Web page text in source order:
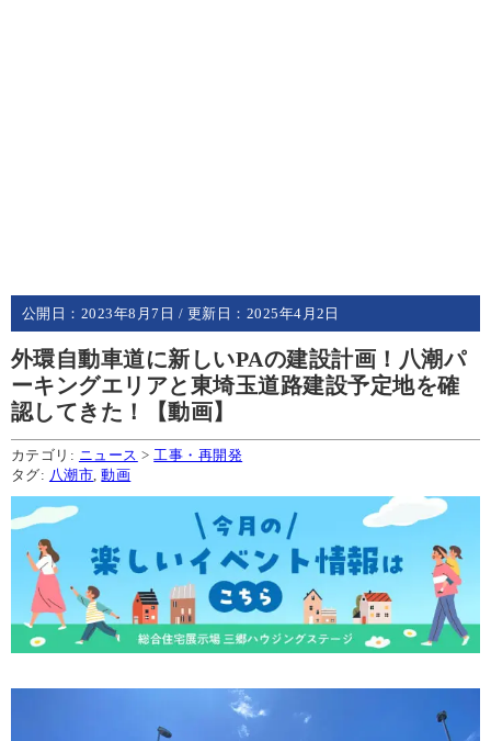
公開日： 2023年8月7日 / 更新日： 2025年4月2日
外環自動車道に新しいPAの建設計画！八潮パ
ーキングエリアと東埼玉道路建設予定地を確
認してきた！【動画】
カテゴリ: ニュース >工事・再開発
タグ: 八潮市,動画